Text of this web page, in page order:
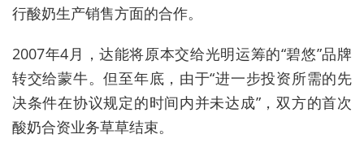
行酸奶生产销售方面的合作。
2007年4月，达能将原本交给光明运筹的“碧悠”品牌
转交给蒙牛。但至年底，由于“进一步投资所需的先
决条件在协议规定的时间内并未达成”，双方的首次
酸奶合资业务草草结束。